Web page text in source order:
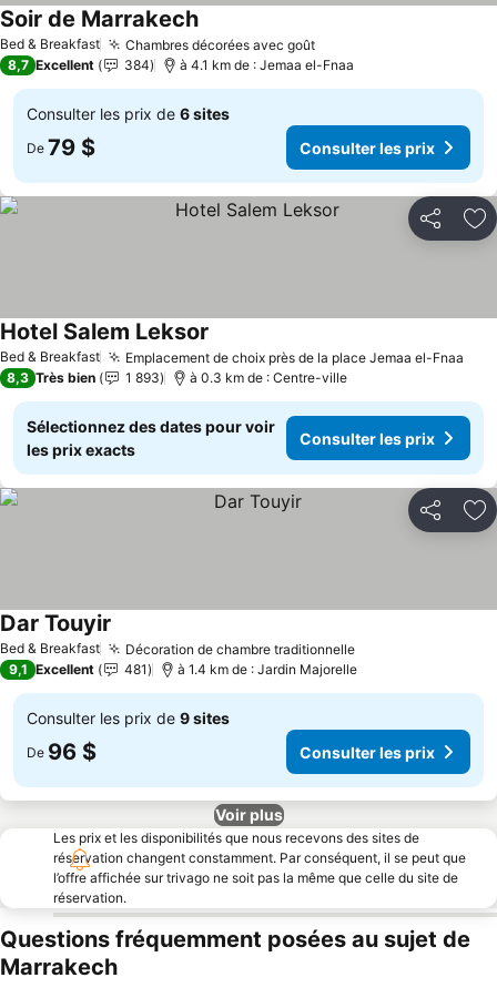
Bed & Breakfast Chambres décorées avec goût
Soir de Marrakech
8,7 Excellent 384 à 4.1 km de : Jemaa el-Fnaa
Consulter les prix de 6 sites
De 79 $ Consulter les prix
Partager
Bed & Breakfast Emplacement de choix près de la place Jemaa el-Fnaa
Hotel Salem Leksor
8,3 Très bien 1 893 à 0.3 km de : Centre-ville
Sélectionnez des dates pour voir
les prix exacts
Consulter les prix
Partager
Bed & Breakfast Décoration de chambre traditionnelle
Dar Touyir
9,1 Excellent 481 à 1.4 km de : Jardin Majorelle
Consulter les prix de 9 sites
De 96 $ Consulter les prix
Voir plus
Les prix et les disponibilités que nous recevons des sites de
réservation changent constamment. Par conséquent, il se peut que
l’offre affichée sur trivago ne soit pas la même que celle du site de
réservation.
Questions fréquemment posées au sujet de
Marrakech